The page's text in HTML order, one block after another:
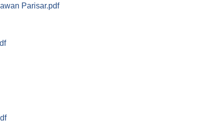
Parisar.pdf